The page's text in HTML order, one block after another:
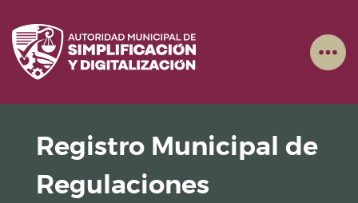
Registro Municipal de
Regulaciones